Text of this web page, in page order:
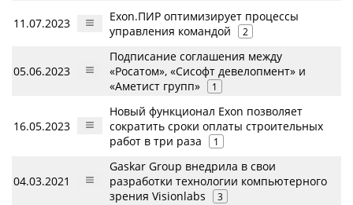
11.07.2023
Exon.ПИР оптимизирует процессы
управления командой
2
05.06.2023
Подписание соглашения между
«Росатом», «Сисофт девелопмент» и
«Аметист групп»
1
16.05.2023
Новый функционал Exon позволяет
сократить сроки оплаты строительных
работ в три раза
1
04.03.2021
Gaskar Group внедрила в свои
разработки технологии компьютерного
зрения Visionlabs
3